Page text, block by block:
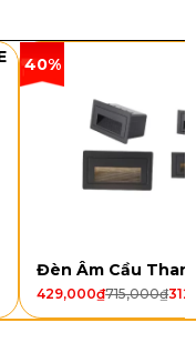
x
LED 3 CĐ
hợp kim bền bỉ.
40%
Đèn Âm Cầu
715,000₫
429,000₫